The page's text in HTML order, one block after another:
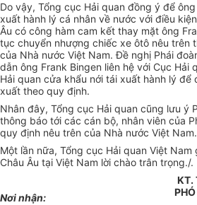
Do vậy, Tổng cục Hải quan đồng ý để
xuất hành lý cá nhân về nước với điều
Âu có công hàm cam kết thay mặt ông
tục chuyển nhượng chiếc xe ôtô nêu trên
của Nhà nước Việt Nam. Đề nghị Phái
dẫn ông Frank Bingen liên hệ với Cục Hải
Hải quan cửa khẩu nới tái xuất hành lý
xuất theo quy định.
Nhân đây, Tổng cục Hải quan cũng lưu ý
thông báo tới các cán bộ, nhân viên của
quy định nêu trên của Nhà nước Việt Nam.
Một lần nữa, Tổng cục Hải quan Việt
Châu Âu tại Việt Nam lời chào trân trọng./.
Nơi nhận:
KT.